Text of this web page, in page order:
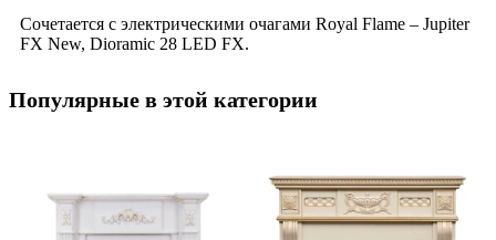
Сочетается с электрическими очагами Royal Flame – Jupiter
FX New, Dioramic 28 LED FX.
Популярные в этой категории